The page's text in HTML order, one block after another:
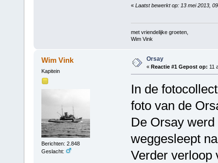
« Laatst bewerkt op: 13 mei 2013,
met vriendelijke groeten,
Wim Vink
Wim Vink
Kapitein
Berichten: 2.848
Geslacht:
Orsay
« Reactie #1 Gepost op: 11
In de
foto van de
De Orsay
weggesleept
Verder verloop